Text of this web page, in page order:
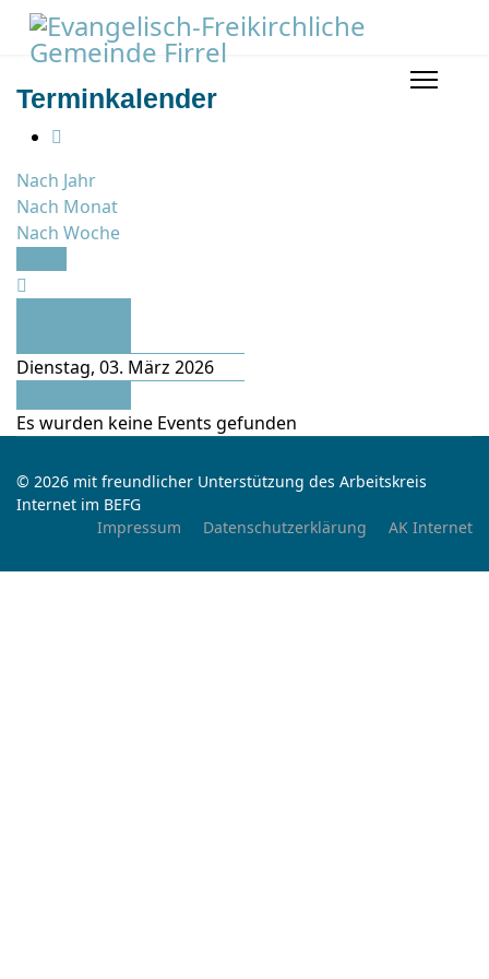
Terminkalender
Nach Jahr
Nach Monat
Nach Woche
Dienstag, 03. März 2026
Es wurden keine Events gefunden
© 2026 mit freundlicher Unterstützung des Arbeitskreis
Internet im BEFG
Impressum
Datenschutzerklärung AK Internet